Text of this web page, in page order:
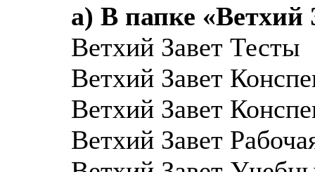
а) В папке «Ветхий
Ветхий Завет Тесты
Ветхий Завет
Ветхий Завет
Ветхий Завет